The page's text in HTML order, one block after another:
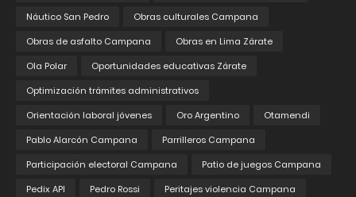
Náutico San Pedro
Obras culturales Campana
Obras de asfalto Campana
Obras en Lima Zárate
Ola Polar
Oportunidades educativas Zárate
Optimización trámites administrativos
Orientación laboral jóvenes
Oro Argentino
Otamendi
Pablo Alarcón Campana
Parrilleros Campana
Participación electoral Campana
Patio de juegos Campana
Pedix API
Pedro Rossi
Peritajes violencia Campana